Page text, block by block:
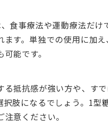
食事療法や運動療法だ
ます。単独での使用に加
能です。
る抵抗感が強い方や、す
択肢になるでしょう。1
意ください。